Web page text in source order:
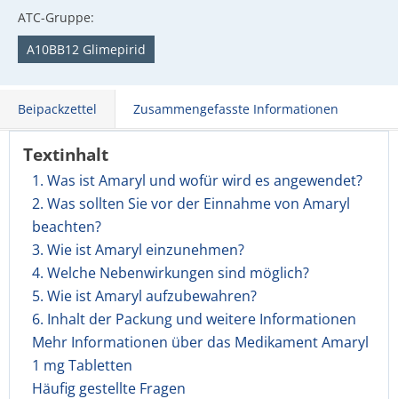
ATC-Gruppe:
A10BB12 Glimepirid
Beipackzettel Zusammengefasste Informationen
Textinhalt
1. Was ist Amaryl und wofür wird es angewendet?
2. Was sollten Sie vor der Einnahme von Amaryl
beachten?
3. Wie ist Amaryl einzunehmen?
4. Welche Nebenwirkungen sind möglich?
5. Wie ist Amaryl aufzubewahren?
6. Inhalt der Packung und weitere Informationen
Mehr Informationen über das Medikament Amaryl
1 mg Tabletten
Häufig gestellte Fragen